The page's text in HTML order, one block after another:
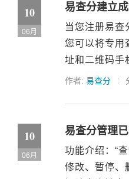
10
06月
易查分建立
当您注册易查
您可以将专用
址和二维码手
作者: 易查分
10
06月
易查分管理
功能介绍：“
修改、暂停、